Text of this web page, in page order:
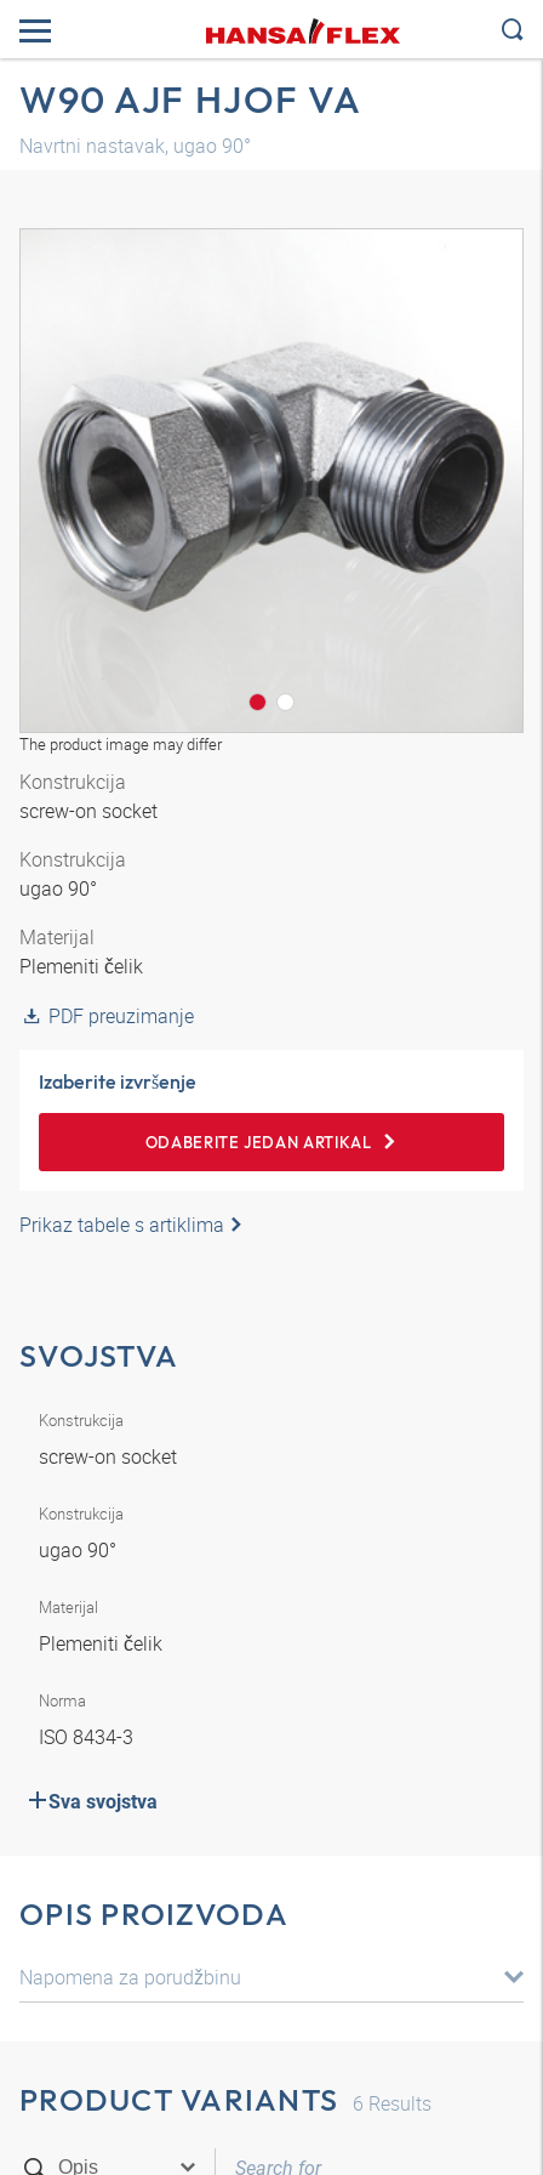
W90 AJF HJOF VA
Navrtni nastavak, ugao 90°
The product image may differ
Konstrukcija
screw-on socket
Konstrukcija
ugao 90°
Materijal
Plemeniti čelik
PDF preuzimanje
Izaberite izvršenje
ODABERITE JEDAN ARTIKAL
Prikaz tabele s artiklima
SVOJSTVA
Konstrukcija
screw-on socket
Konstrukcija
ugao 90°
Materijal
Plemeniti čelik
Norma
ISO 8434-3
Sva svojstva
OPIS PROIZVODA
Napomena za porudžbinu
PRODUCT VARIANTS 6 Results